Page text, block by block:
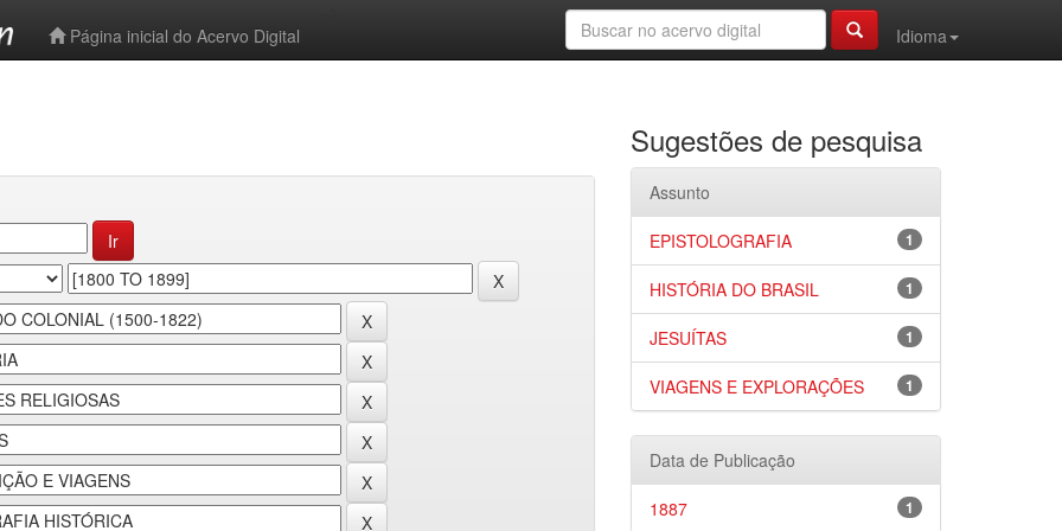
Página inicial do Acervo Digital
Idioma
Sugestões de pesquisa
Assunto
1
EPISTOLOGRAFIA
1
HISTÓRIA DO BRASIL
1
JESUÍTAS
1
VIAGENS E EXPLORAÇÕES
Data de Publicação
1
1887